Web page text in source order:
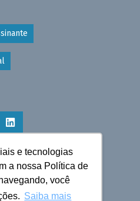
e tecnologias
a nossa Política de
você
Saiba mais